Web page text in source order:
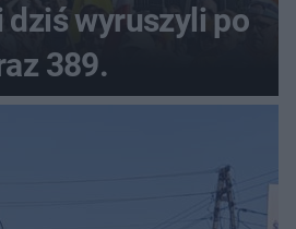
dziś wyruszyli po
389.